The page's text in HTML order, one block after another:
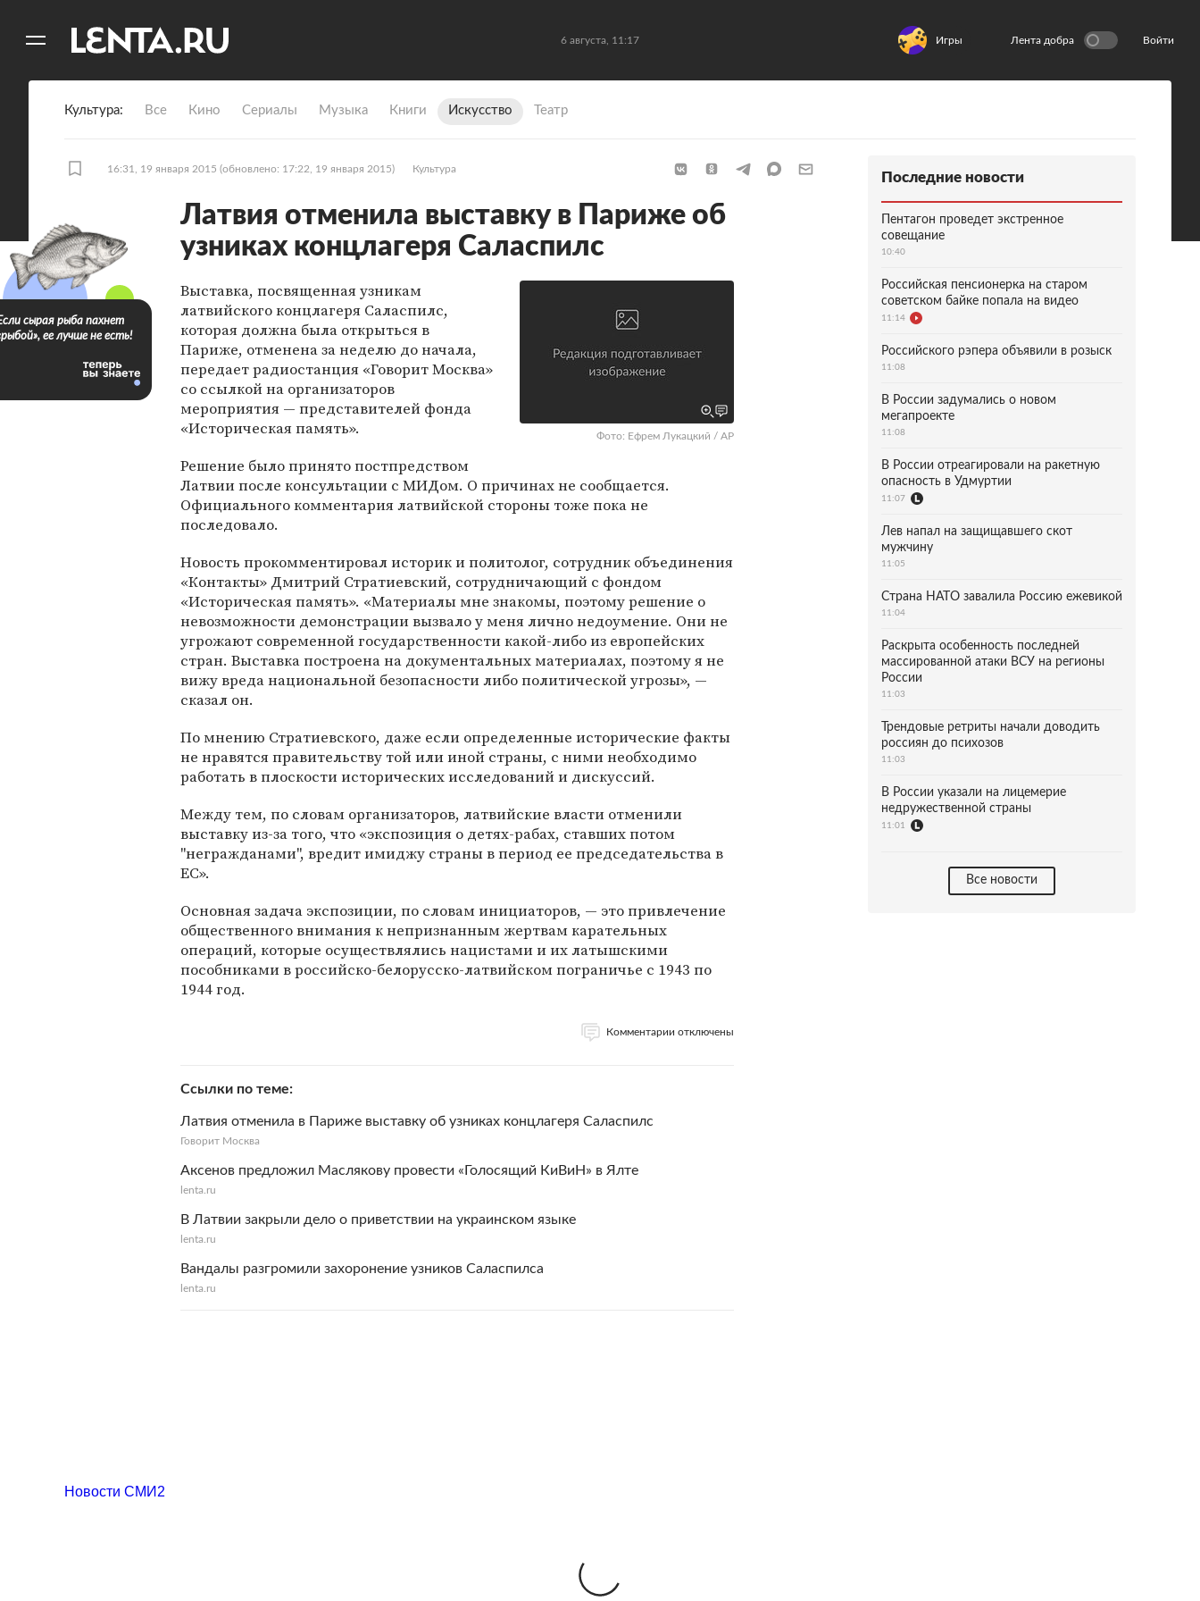
6 августа, 11:17 Игры Лента добра Войти
Культура Все Кино Сериалы Музыка Книги Искусство Театр
16:31, 19 января 2015 (обновлено: 17:22, 19 января 2015) Культура
Латвия отменила выставку в Париже об
узниках концлагеря Саласпилс
Фото: Ефрем Лукацкий / AP
Выставка, посвященная узникам
латвийского концлагеря Саласпилс,
которая должна была открыться в
Париже, отменена за неделю до начала,
передает радиостанция «Говорит Москва»
со ссылкой на организаторов
мероприятия — представителей фонда
«Историческая память».
Решение было принято постпредством
Латвии после консультации с МИДом. О причинах не сообщается.
Официального комментария латвийской стороны тоже пока не
последовало.
Новость прокомментировал историк и политолог, сотрудник объединения
«Контакты» Дмитрий Стратиевский, сотрудничающий с фондом
«Историческая память». «Материалы мне знакомы, поэтому решение о
невозможности демонстрации вызвало у меня лично недоумение. Они не
угрожают современной государственности какой-либо из европейских
стран. Выставка построена на документальных материалах, поэтому я не
вижу вреда национальной безопасности либо политической угрозы», —
сказал он.
По мнению Стратиевского, даже если определенные исторические факты
не нравятся правительству той или иной страны, с ними необходимо
работать в плоскости исторических исследований и дискуссий.
Между тем, по словам организаторов, латвийские власти отменили
выставку из-за того, что «экспозиция о детях-рабах, ставших потом
"негражданами", вредит имиджу страны в период ее председательства в
ЕС».
Основная задача экспозиции, по словам инициаторов, — это привлечение
общественного внимания к непризнанным жертвам карательных
операций, которые осуществлялись нацистами и их латышскими
пособниками в российско-белорусско-латвийском пограничье с 1943 по
1944 год.
Комментарии отключены
Ссылки по теме
Латвия отменила в Париже выставку об узниках концлагеря Саласпилс
Говорит Москва
Аксенов предложил Маслякову провести «Голосящий КиВиН» в Ялте
lenta.ru
В Латвии закрыли дело о приветствии на украинском языке
lenta.ru
Вандалы разгромили захоронение узников Саласпилса
lenta.ru
сырая рыба пахнет
ее лучше не есть!
Последние новости
Пентагон проведет экстренное
совещание
10:40
Российская пенсионерка на старом
советском байке попала на видео
11:14
Российского рэпера объявили в розыск
11:08
В России задумались о новом
мегапроекте
11:08
В России отреагировали на ракетную
опасность в Удмуртии
11:07
Лев напал на защищавшего скот
мужчину
11:05
Страна НАТО завалила Россию ежевикой
11:04
Раскрыта особенность последней
массированной атаки ВСУ на регионы
России
11:03
Трендовые ретриты начали доводить
россиян до психозов
11:03
В России указали на лицемерие
недружественной страны
11:01
Все новости
Новости СМИ2